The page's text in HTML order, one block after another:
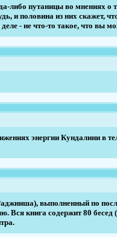
либо путаницы во мнениях о
и половина из них скажет,
- не что-то такое, что вы
энергии Кундалини в
выполненный по
Вся книга содержит 80